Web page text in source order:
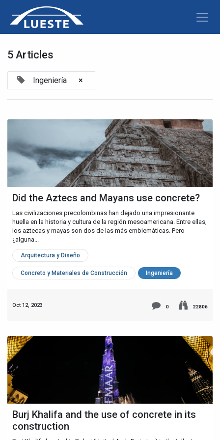
5 Articles
Ingeniería ×
Did the Aztecs and Mayans use concrete?
Las civilizaciones precolombinas han dejado una impresionante
huella en la historia y cultura de la región mesoamericana. Entre ellas,
los aztecas y mayas son dos de las más emblemáticas. Pero
¿alguna...
Arquitectura y Diseño
Concreto y Materiales de Construcción Ingeniería
Oct 12, 2023 0 22806
Burj Khalifa and the use of concrete in its
construction